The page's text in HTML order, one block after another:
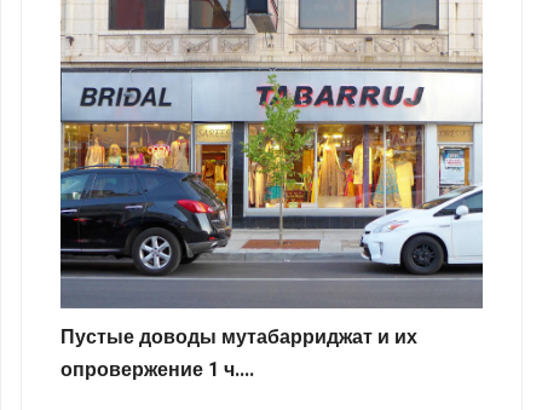
Пустые доводы мутабарриджат и их
опровержение 1 ч....